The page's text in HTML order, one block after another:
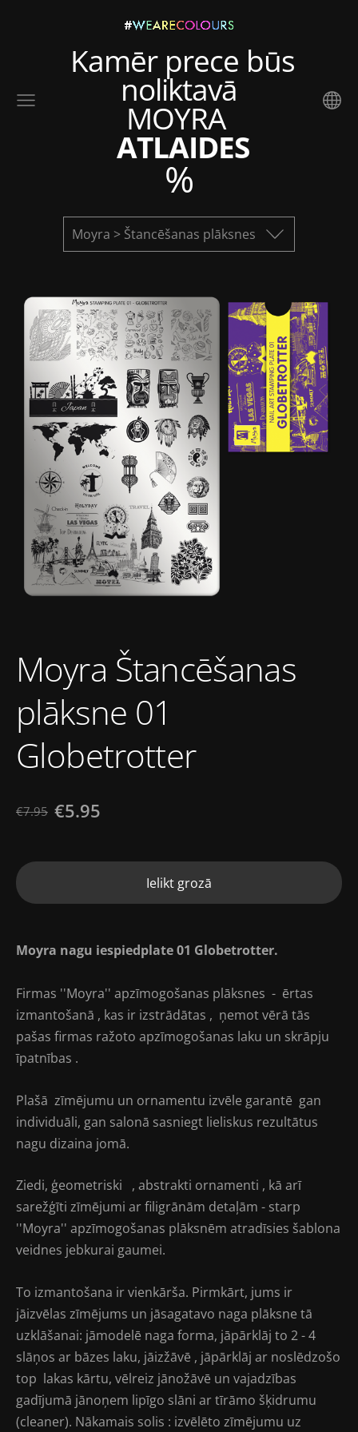
Kamēr prece būs
noliktavā
MOYRA
ATLAIDES
%
Moyra > Štancēšanas plāksnes
Moyra Štancēšanas
plāksne 01
Globetrotter
€7.95 €5.95
Ielikt grozā
Moyra nagu iespiedplate 01 Globetrotter.
Firmas ''Moyra'' apzīmogošanas plāksnes - ērtas
izmantošanā , kas ir izstrādātas , ņemot vērā tās
pašas firmas ražoto apzīmogošanas laku un skrāpju
īpatnības .
Plašā zīmējumu un ornamentu izvēle garantē gan
individuāli, gan salonā sasniegt lieliskus rezultātus
nagu dizaina jomā.
Ziedi, ģeometriski , abstrakti ornamenti , kā arī
sarežģīti zīmējumi ar filigrānām detaļām - starp
''Moyra'' apzīmogošanas plāksnēm atradīsies šablona
veidnes jebkurai gaumei.
To izmantošana ir vienkārša. Pirmkārt, jums ir
jāizvēlas zīmējums un jāsagatavo naga plāksne tā
uzklāšanai: jāmodelē naga forma, jāpārklāj to 2 - 4
slāņos ar bāzes laku, jāizžāvē , jāpārklāj ar noslēdzošo
top lakas kārtu, vēlreiz jānožāvē un vajadzības
gadījumā jānoņem lipīgo slāni ar tīrāmo šķidrumu
(cleaner). Nākamais solis : izvēlēto zīmējumu uz